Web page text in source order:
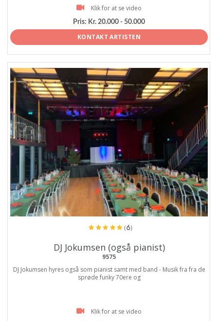
Klik for at se video
Pris: Kr. 20.000 - 50.000
KONTAKT ARTISTEN
ProArtist
(6)
DJ Jokumsen (også pianist)
9575
DJ Jokumsen hyres også som pianist samt med band - Musik fra fra de
sprøde funky 70ere og
Klik for at se video